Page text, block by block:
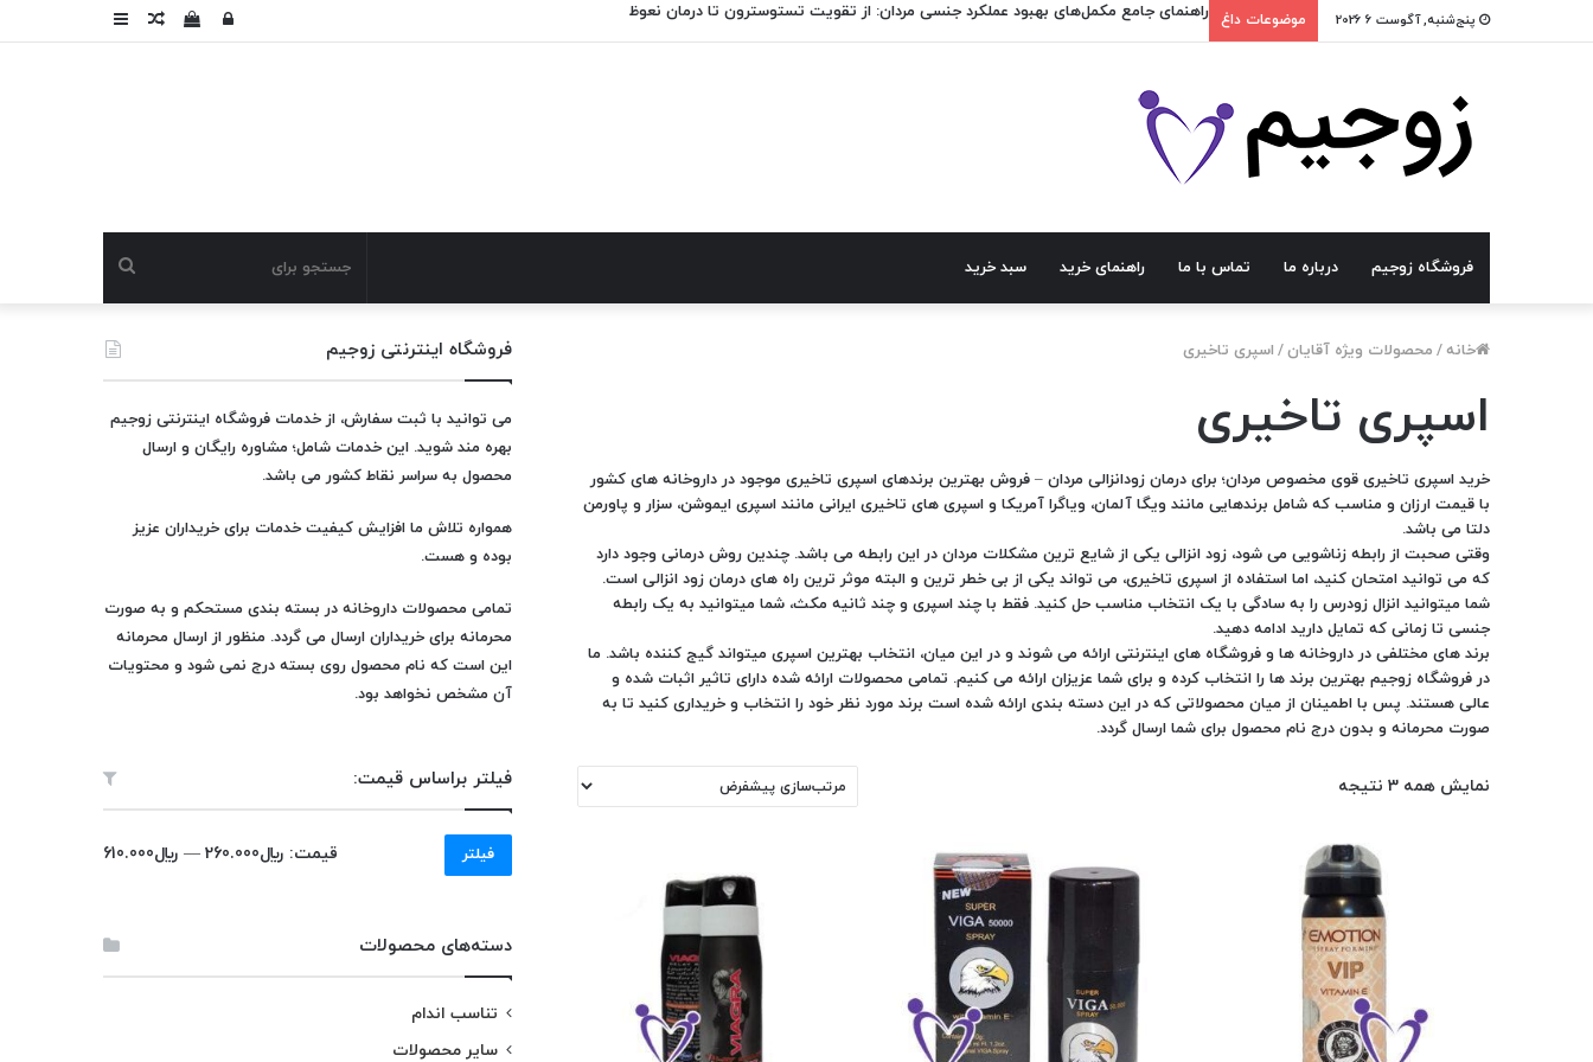
پنج‌شنبه, آگوست 6 2026 موضوعات داغ راهنمای جامع مکمل‌های بهبود عملکرد جنسی مردان: از تقویت تستوسترون تا درمان نعوظ سایدبارنوشتهدیدن ورود
فروشگاه زوجیم درباره ما تماس با ما راهنمای خرید سبد خرید جستجو
برای
خانه / محصولات ویژه آقایان/ اسپری تاخیری
اسپری تاخیری
خرید اسپری تاخیری قوی مخصوص مردان؛ برای درمان زودانزالی مردان – فروش بهترین برندهای اسپری تاخیری موجود در داروخانه های کشور
با قیمت ارزان و مناسب که شامل برندهایی مانند ویگا آلمان، ویاگرا آمریکا و اسپری های تاخیری ایرانی مانند اسپری ایموشن، سزار و پاورمن
دلتا می باشد.
وقتی صحبت از رابطه زناشویی می­ شود، زود انزالی یکی از شایع ترین مشکلات مردان در این رابطه می باشد. چندین روش درمانی وجود دارد
که می­ توانید امتحان کنید، اما استفاده از اسپری تاخیری، می تواند یکی از بی خطر ترین و البته موثر ترین راه های درمان زود انزالی است.
شما می­توانید انزال زودرس را به سادگی با یک انتخاب مناسب حل کنید. فقط با چند اسپری و چند ثانیه مکث، شما می­توانید به یک رابطه
جنسی تا زمانی که تمایل دارید ادامه دهید.
برند های مختلفی در داروخانه ها و فروشگاه های اینترنتی ارائه می شوند و در این میان، انتخاب بهترین اسپری می­تواند گیج ­کننده باشد. ما
در فروشگاه زوجیم بهترین برند ها را انتخاب کرده و برای شما عزیزان ارائه می کنیم. تمامی محصولات ارائه شده دارای تاثیر اثبات شده و
عالی هستند. پس با اطمینان از میان محصولاتی که در این دسته بندی ارائه شده است برند مورد نظر خود را انتخاب و خریداری کنید تا به
صورت محرمانه و بدون درج نام محصول برای شما ارسال گردد.
نمایش همه 3 نتیجه
فروشگاه اینترنتی زوجیم
می توانید با ثبت سفارش، از خدمات فروشگاه اینترنتی زوجیم
بهره مند شوید. این خدمات شامل؛ مشاوره رایگان و ارسال
محصول به سراسر نقاط کشور می باشد.
همواره تلاش ما افزایش کیفیت خدمات برای خریداران عزیز
بوده و هست.
تمامی محصولاتداروخانه در بسته بندی مستحکم و به صورت
محرمانه برای خریداران ارسال می گردد. منظور از ارسال محرمانه
این است که نام محصول روی بسته درج نمی شود و محتویات
آن مشخص نخواهد بود.
فیلتر براساس قیمت:
حداقل
قیمت
حداکثر
قیمت
فیلتر قیمت: ﷼260.000 — ﷼610.000
دسته‌های محصولات
تناسب اندام
سایر محصولات